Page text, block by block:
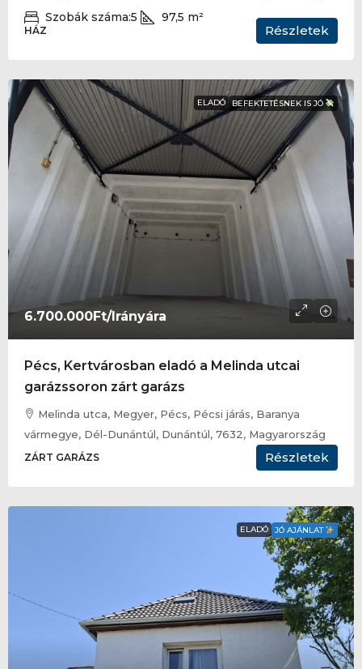
Szobák száma:5 97,5 m²
HÁZ Részletek
ELADÓ BEFEKTETÉSNEK IS JÓ
6.700.000Ft/Irányára
Pécs, Kertvárosban eladó a Melinda utcai
garázssoron zárt garázs
Melinda utca, Megyer, Pécs, Pécsi járás, Baranya
vármegye, Dél-Dunántúl, Dunántúl, 7632, Magyarország
ZÁRT GARÁZS Részletek
ELADÓ JÓ AJÁNLAT